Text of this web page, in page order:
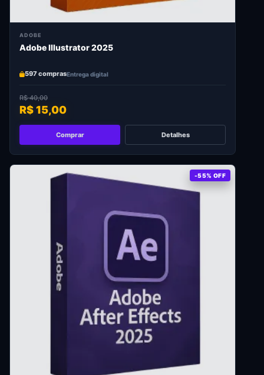
ADOBE
Adobe Illustrator 2025
597 comprasEntrega digital
R$ 40,00
R$ 15,00
Comprar Detalhes
-55% OFF